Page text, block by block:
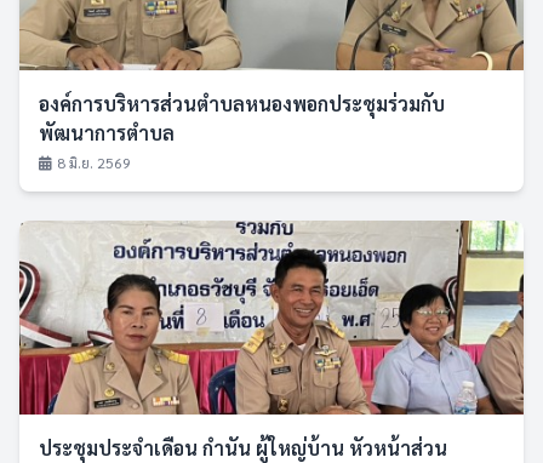
องค์การบริหารส่วนตำบลหนองพอกประชุมร่วมกับ
พัฒนาการตำบล
8 มิ.ย. 2569
ประชุมประจำเดือน กำนัน ผู้ใหญ่บ้าน หัวหน้าส่วน